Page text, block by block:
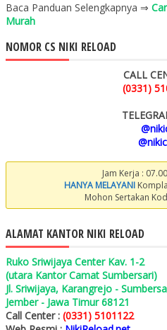
Baca Panduan Selengkapnya ⇒
Murah
NOMOR CS NIKI RELOAD
CALL
(0331)
Jam Kerja :
HANYA MELAYANI
Mohon Sertakan
ALAMAT KANTOR NIKI RELOAD
Ruko Sriwijaya Center Kav. 1-2
(utara Kantor Camat Sumbersari)
Jl. Sriwijaya, Karangrejo -
Jember - Jawa Timur 68121
Call Center : (0331) 5101122